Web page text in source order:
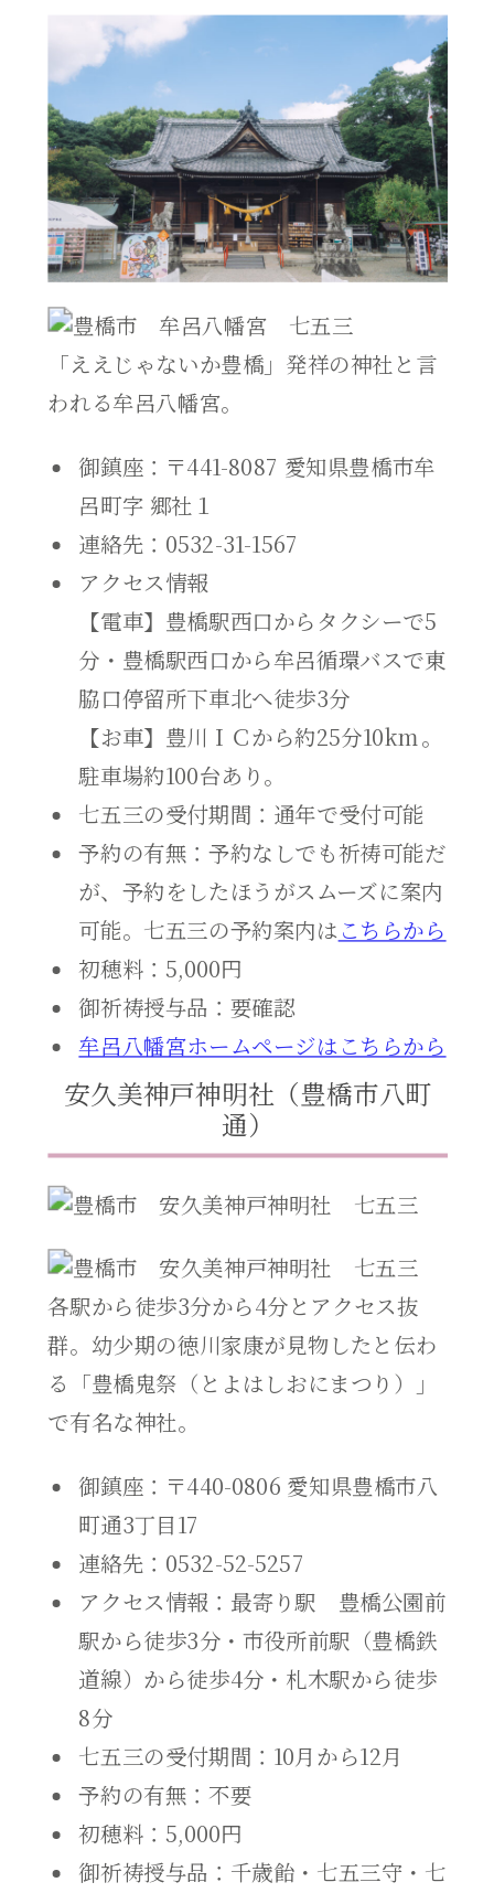
「ええじゃないか豊橋」発祥の神社と言
われる牟呂八幡宮。
御鎮座：〒441-8087 愛知県豊橋市牟
呂町字 郷社１
連絡先：0532-31-1567
アクセス情報
【電車】豊橋駅西口からタクシーで5
分・豊橋駅西口から牟呂循環バスで東
脇口停留所下車北へ徒歩3分
【お車】豊川ＩＣから約25分10km。
駐車場約100台あり。
七五三の受付期間：通年で受付可能
予約の有無：予約なしでも祈祷可能だ
が、予約をしたほうがスムーズに案内
可能。七五三の予約案内は こちらから
初穂料：5,000円
御祈祷授与品：要確認
牟呂八幡宮ホームページはこちらから
安久美神戸神明社（豊橋市八町
通）
各駅から徒歩3分から4分とアクセス抜
群。幼少期の徳川家康が見物したと伝わ
る「豊橋鬼祭（とよはしおにまつり）」
で有名な神社。
御鎮座：〒440-0806 愛知県豊橋市八
町通3丁目17
連絡先：0532-52-5257
アクセス情報：最寄り駅 豊橋公園前
駅から徒歩3分・市役所前駅（豊橋鉄
道線）から徒歩4分・札木駅から徒歩
8分
七五三の受付期間：10月から12月
予約の有無：不要
初穂料：5,000円
御祈祷授与品：千歳飴・七五三守・七